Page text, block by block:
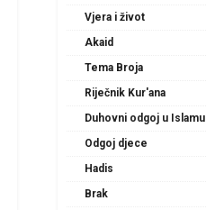
Vjera i život
Akaid
Tema Broja
Riječnik Kur'ana
Duhovni odgoj u Islamu
Odgoj djece
Hadis
Brak